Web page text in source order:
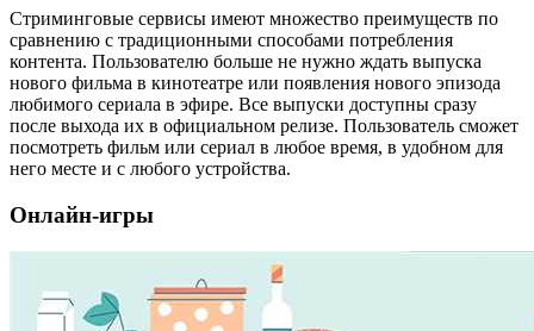
Стриминговые сервисы имеют множество преимуществ по
сравнению с традиционными способами потребления
контента. Пользователю больше не нужно ждать выпуска
нового фильма в кинотеатре или появления нового эпизода
любимого сериала в эфире. Все выпуски доступны сразу
после выхода их в официальном релизе. Пользователь сможет
посмотреть фильм или сериал в любое время, в удобном для
него месте и с любого устройства.
Онлайн-игры